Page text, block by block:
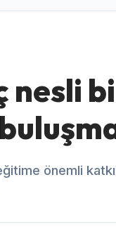
nesli
önemli